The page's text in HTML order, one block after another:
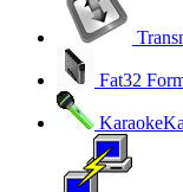
Fat32